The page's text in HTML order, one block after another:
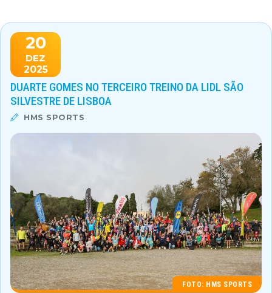
20
DEZ
2025
DUARTE GOMES NO TERCEIRO TREINO DA LIDL SÃO
SILVESTRE DE LISBOA
HMS SPORTS
FOTO: HMS SPORTS